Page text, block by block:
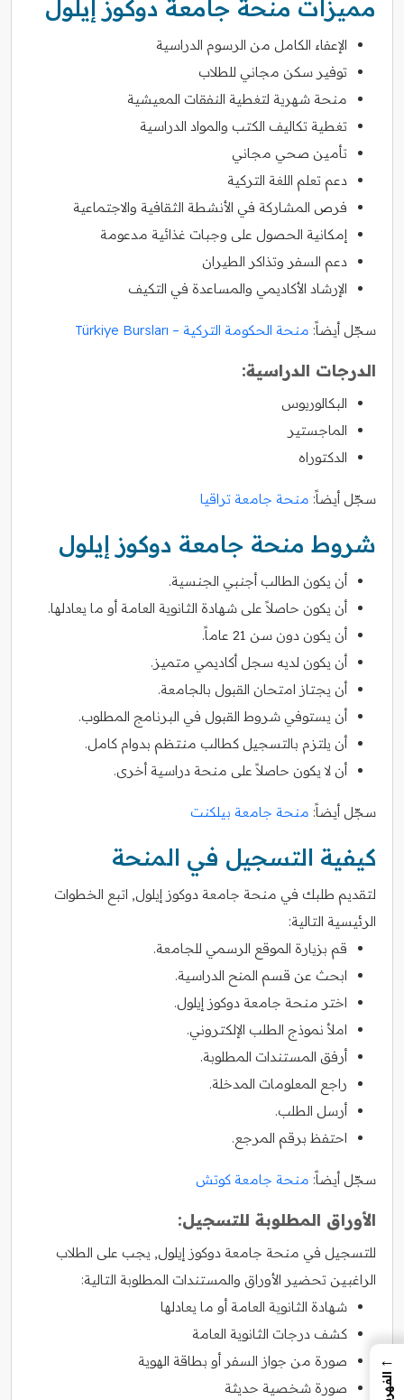
مميزات منحة جامعة دوكوز إيلول
الإعفاء الكامل من الرسوم الدراسية
توفير سكن مجاني للطلاب
منحة شهرية لتغطية النفقات المعيشية
تغطية تكاليف الكتب والمواد الدراسية
تأمين صحي مجاني
دعم تعلم اللغة التركية
فرص المشاركة في الأنشطة الثقافية والاجتماعية
إمكانية الحصول على وجبات غذائية مدعومة
دعم السفر وتذاكر الطيران
الإرشاد الأكاديمي والمساعدة في التكيف
سجّل أيضاً: منحة الحكومة التركية – Türkiye Bursları
الدرجات الدراسية:
البكالوريوس
الماجستير
الدكتوراه
سجّل أيضاً: منحة جامعة تراقيا
شروط منحة جامعة دوكوز إيلول
أن يكون الطالب أجنبي الجنسية.
أن يكون حاصلاً على شهادة الثانوية العامة أو ما يعادلها.
أن يكون دون سن 21 عاماً.
أن يكون لديه سجل أكاديمي متميز.
أن يجتاز امتحان القبول بالجامعة.
أن يستوفي شروط القبول في البرنامج المطلوب.
أن يلتزم بالتسجيل كطالب منتظم بدوام كامل.
أن لا يكون حاصلاً على منحة دراسية أخرى.
سجّل أيضاً: منحة جامعة بيلكنت
كيفية التسجيل في المنحة
لتقديم طلبك في منحة جامعة دوكوز إيلول, اتبع الخطوات
الرئيسية التالية:
قم بزيارة الموقع الرسمي للجامعة.
ابحث عن قسم المنح الدراسية.
اختر منحة جامعة دوكوز إيلول.
املأ نموذج الطلب الإلكتروني.
أرفق المستندات المطلوبة.
راجع المعلومات المدخلة.
أرسل الطلب.
احتفظ برقم المرجع.
سجّل أيضاً: منحة جامعة كوتش
الأوراق المطلوبة للتسجيل:
للتسجيل في منحة جامعة دوكوز إيلول, يجب على الطلاب
الراغبين تحضير الأوراق والمستندات المطلوبة التالية:
شهادة الثانوية العامة أو ما يعادلها
كشف درجات الثانوية العامة
صورة من جواز السفر أو بطاقة الهوية
صورة شخصية حديثة
←